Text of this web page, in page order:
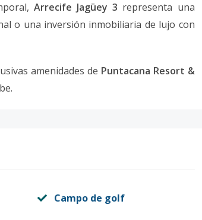
Arrecife Jagüey 3 representa una
o una inversión inmobiliaria de lujo con
amenidades de Puntacana Resort &
Campo de golf